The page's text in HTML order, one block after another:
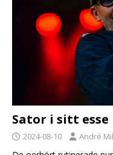
Sator i sitt esse
2024-08-10 André